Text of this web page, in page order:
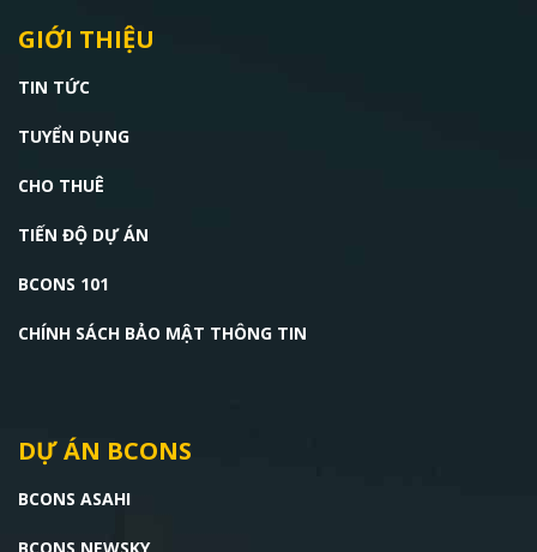
GIỚI THIỆU
TIN TỨC
TUYỂN DỤNG
CHO THUÊ
TIẾN ĐỘ DỰ ÁN
BCONS 101
CHÍNH SÁCH BẢO MẬT THÔNG TIN
DỰ ÁN BCONS
BCONS ASAHI